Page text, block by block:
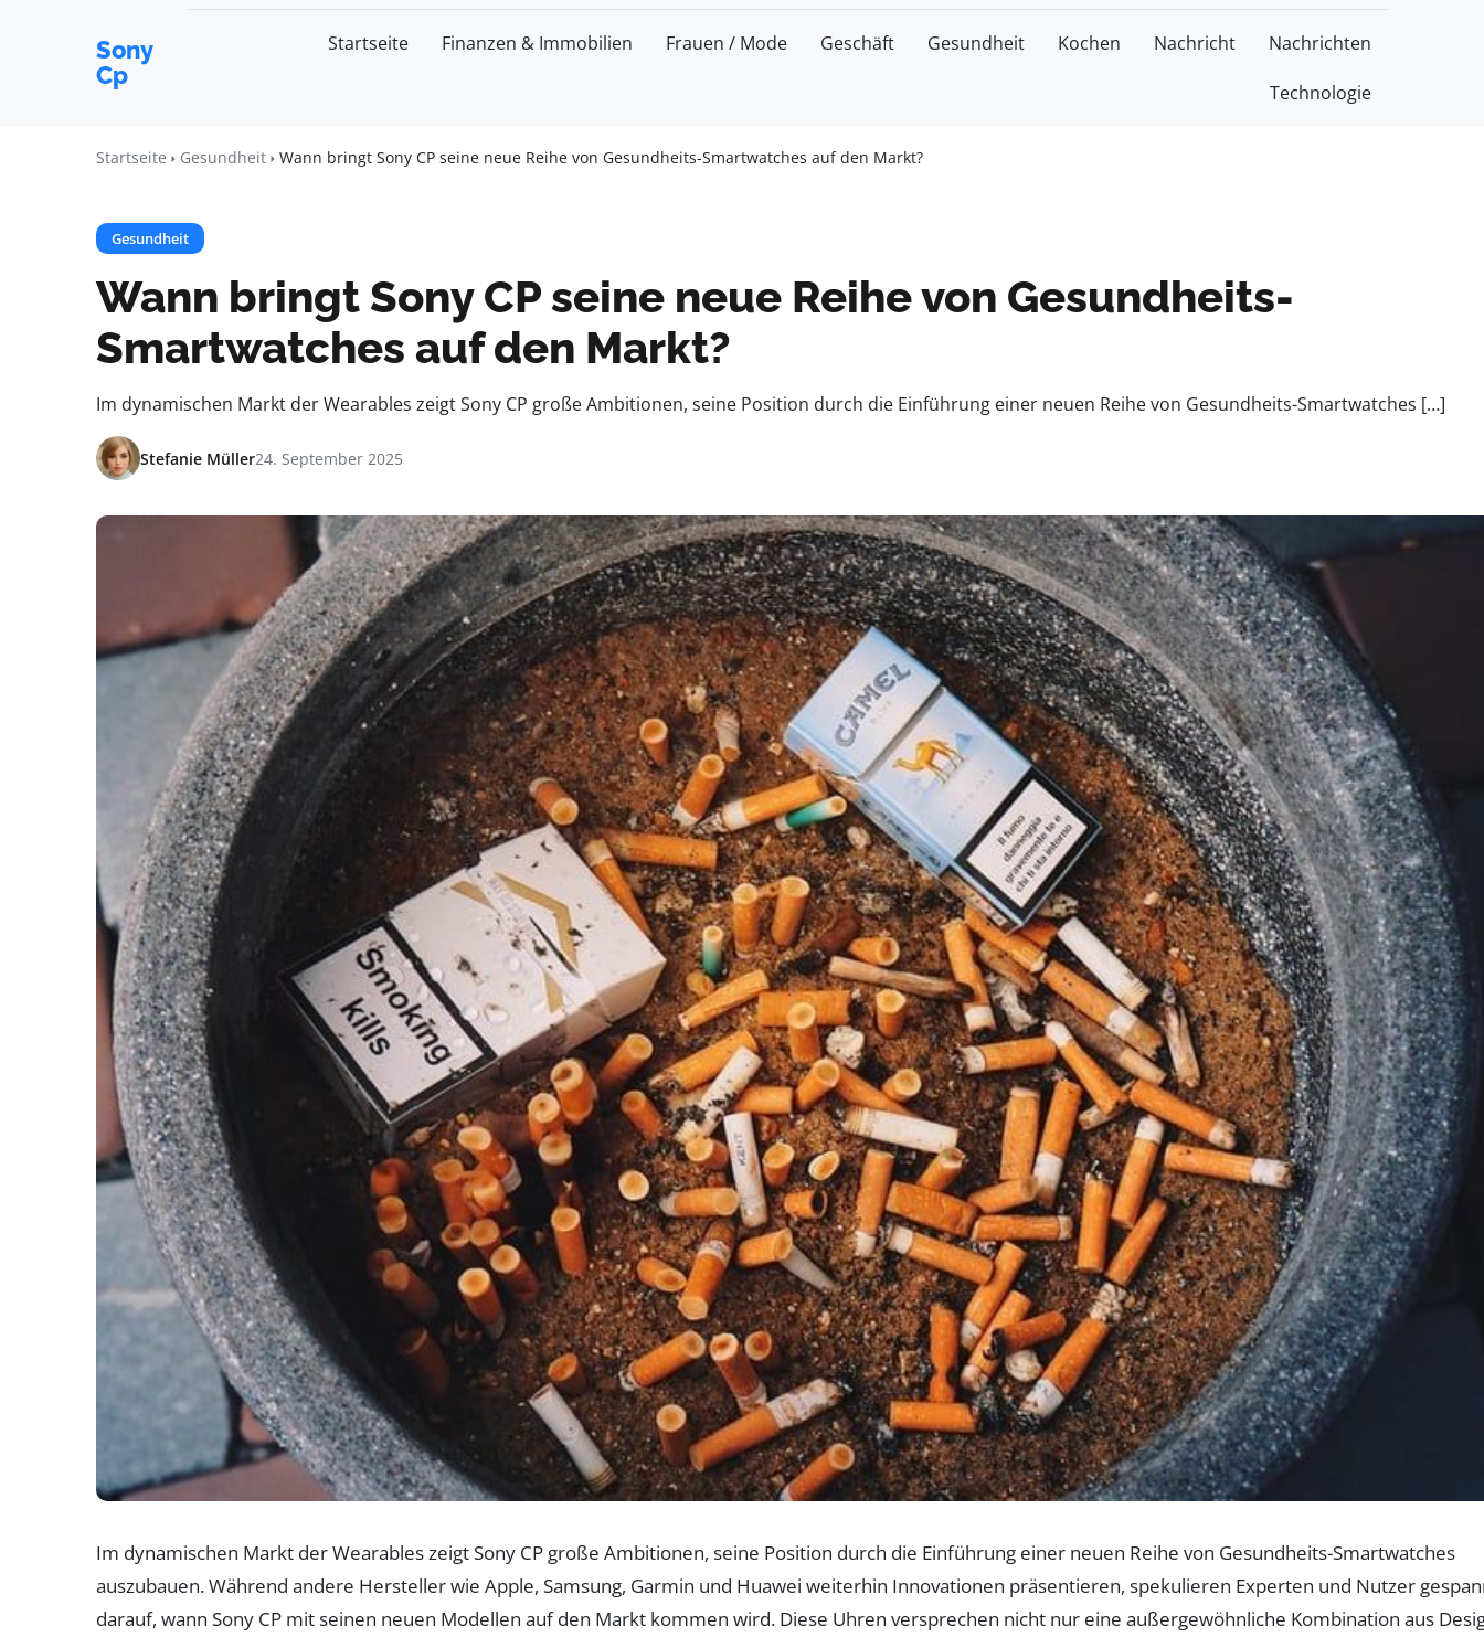
Sony
Cp
Startseite Finanzen & Immobilien Frauen / Mode Geschäft Gesundheit Kochen Nachricht Nachrichten
Technologie
Startseite Gesundheit Wann bringt Sony CP seine neue Reihe von Gesundheits-Smartwatches auf den Markt?
Gesundheit
Wann bringt Sony CP seine neue Reihe von Gesundheits-
Smartwatches auf den Markt?
Im dynamischen Markt der Wearables zeigt Sony CP große Ambitionen, seine Position durch die Einführung einer neuen Reihe von Gesundheits-Smartwatches […]
Stefanie Müller24. September 2025
Im dynamischen Markt der Wearables zeigt Sony CP große Ambitionen, seine Position durch die Einführung einer neuen Reihe von Gesundheits-Smartwatches
auszubauen. Während andere Hersteller wie Apple, Samsung, Garmin und Huawei weiterhin Innovationen präsentieren, spekulieren Experten und Nutzer
darauf, wann Sony CP mit seinen neuen Modellen auf den Markt kommen wird. Diese Uhren versprechen nicht nur eine außergewöhnliche Kombination aus